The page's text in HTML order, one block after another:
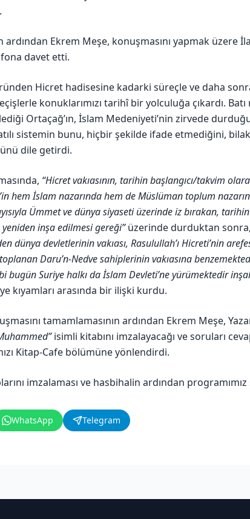
ardından Ekrem Meşe, konuşmasını yapmak üzere
davet etti.
Hicret hadisesine kadarki süreçle ve daha
konuklarımızı tarihî bir yolculuğa çıkardı.
Ortaçağ’ın, İslam Medeniyeti’nin zirvede
sistemin bunu, hiçbir şekilde ifade etmediğini,
dile getirdi.
“Hicret vakıasının, tarihin başlangıcı/takvim
hem İslam nazarında hem de Müslüman toplum
Ümmet ve dünya siyaseti üzerinde iz bırakan,
inşa edilmesi gereği”üzerinde durduktan
dünya devletlerinin vakıası, Rasulullah’ı Hicreti’nin
Daru’n-Nedve sahiplerinin vakıasına
bugün Suriye halkı da İslam Devleti’ne yürümektedir
kıyamları arasında bir ilişki kurdu.
tamamlamasının ardından Ekrem Meşe,
isimli kitabını imzalayacağı ve soruları
Kitap-Cafe bölümüne yönlendirdi.
imzalaması ve hasbihalin ardından
WhatsApp Telegram